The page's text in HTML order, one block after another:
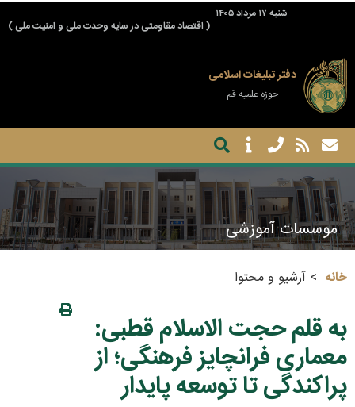
شنبه ۱۷ مرداد ۱۴۰۵
( اقتصاد مقاومتی در سایه وحدت ملی و امنیت ملی )
دفتر تبلیغات اسلامی
حوزه علمیه قم
موسسات آموزشی
خانه آرشیو و محتوا
به قلم حجت الاسلام قطبی:
معماری فرانچایز فرهنگی؛ از
پراکندگی تا توسعه پایدار